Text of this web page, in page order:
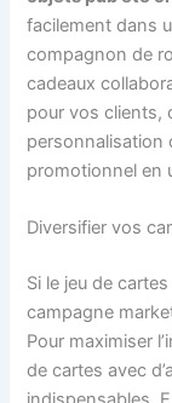
facilement dans
compagnon de
cadeaux
pour vos clients,
personnalisation
promotionnel en
Diversifier vos
Si le jeu de
campagne
Pour maximiser
de cartes avec